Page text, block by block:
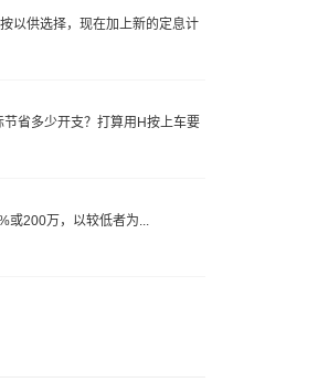
以供选择，现在加上新的定息计
省多少开支？打算用H按上车要
或200万，以较低者为...